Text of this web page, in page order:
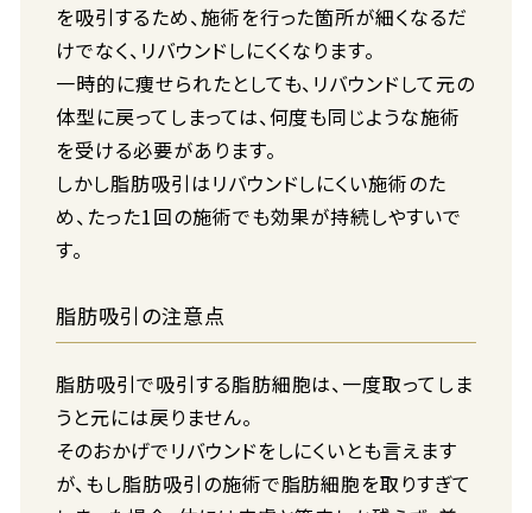
を吸引するため、施術を行った箇所が細くなるだ
けでなく、リバウンドしにくくなります。
一時的に痩せられたとしても、リバウンドして元の
体型に戻ってしまっては、何度も同じような施術
を受ける必要があります。
しかし脂肪吸引はリバウンドしにくい施術のた
め、たった1回の施術でも効果が持続しやすいで
す。
脂肪吸引の注意点
脂肪吸引で吸引する脂肪細胞は、一度取ってしま
うと元には戻りません。
そのおかげでリバウンドをしにくいとも言えます
が、もし脂肪吸引の施術で脂肪細胞を取りすぎて